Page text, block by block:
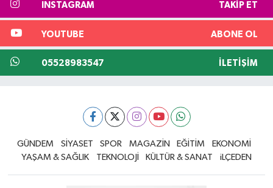
INSTAGRAM TAKIP ET
YOUTUBE ABONE OL
05528983547 İLETIŞIM
GÜNDEM SİYASET SPOR MAGAZİN EĞİTİM
EKONOMİ
YAŞAM & SAĞLIK
TEKNOLOJİ KÜLTÜR & SANAT iLÇEDEN